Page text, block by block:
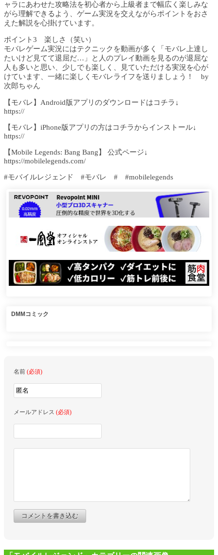
ャラにあわせた攻略法を初心者から上級者まで幅広く楽しみな
がら理解できるよう、ゲーム実況を交えながらポイントをおさ
えた解説を心掛けています。
ポイント3 楽しさ（笑い）
モバレゲーム実況にはテクニックを動画が多く「モバレ上達し
たいけど見てて退屈だ…」と人のプレイ動画を見るのが退屈な
人も多いと思い、少しでも楽しく、見ていただける実況を心が
けています、一緒に楽しくモバレライフを送りましょう！ by
次郎ちゃん
【モバレ】Android版アプリのダウンロードはコチラ↓
https://
【モバレ】iPhone版アプリの方はコチラからインストール↓
https://
【Mobile Legends: Bang Bang】 公式ページ↓
https://mobilelegends.com/
#モバイルレジェンド #モバレ # #mobilelegends
DMMコミック
名前 (必須)
メールアドレス (必須)
コメントを書き込む